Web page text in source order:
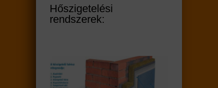
Hőszigetelési
rendszerek: